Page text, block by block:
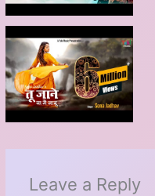
Leave a Reply